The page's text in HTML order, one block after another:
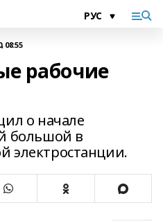
08:55
рабочие
о начале
большой в
электростанции.